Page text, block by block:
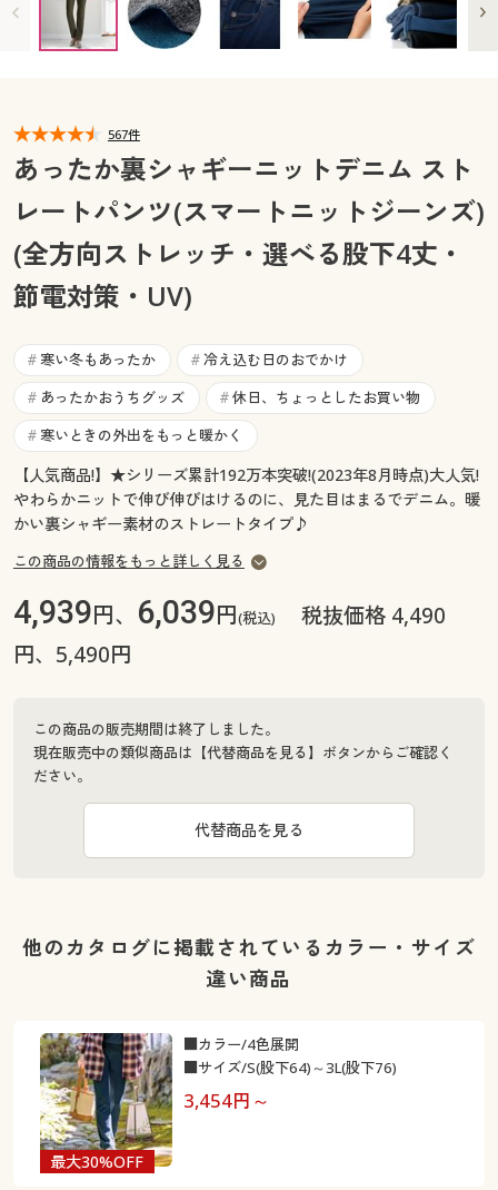
カタログ無料プレゼント
マイページ
閲覧履歴
お気に入り
ご利用ガイド
よくある質問とお問い合わせ
会員メニュー
閲覧履歴
お気に入り
サポート
ご利用ガイド
よくある質問とお問い合わせ
567件
あったか裏シャギーニットデニム スト
レートパンツ(スマートニットジーンズ)
(全方向ストレッチ・選べる股下4丈・
節電対策・UV)
# 寒い冬もあったか # 冷え込む日のおでかけ
# あったかおうちグッズ # 休日、ちょっとしたお買い物
# 寒いときの外出をもっと暖かく
【人気商品!】★シリーズ累計192万本突破!(2023年8月時点)大人気!
やわらかニットで伸び伸びはけるのに、見た目はまるでデニム。暖
かい裏シャギー素材のストレートタイプ♪
この商品の情報をもっと詳しく見る
4,939円、 6,039円(税込)
税抜価格 4,490
円、5,490円
この商品の販売期間は終了しました。
現在販売中の類似商品は【代替商品を見る】ボタンからご確認く
ださい。
代替商品を見る
他のカタログに掲載されているカラー・サイズ
違い商品
最大30%OFF
3,454円～
■カラー/4色展開
■サイズ/S(股下64)～3L(股下76)